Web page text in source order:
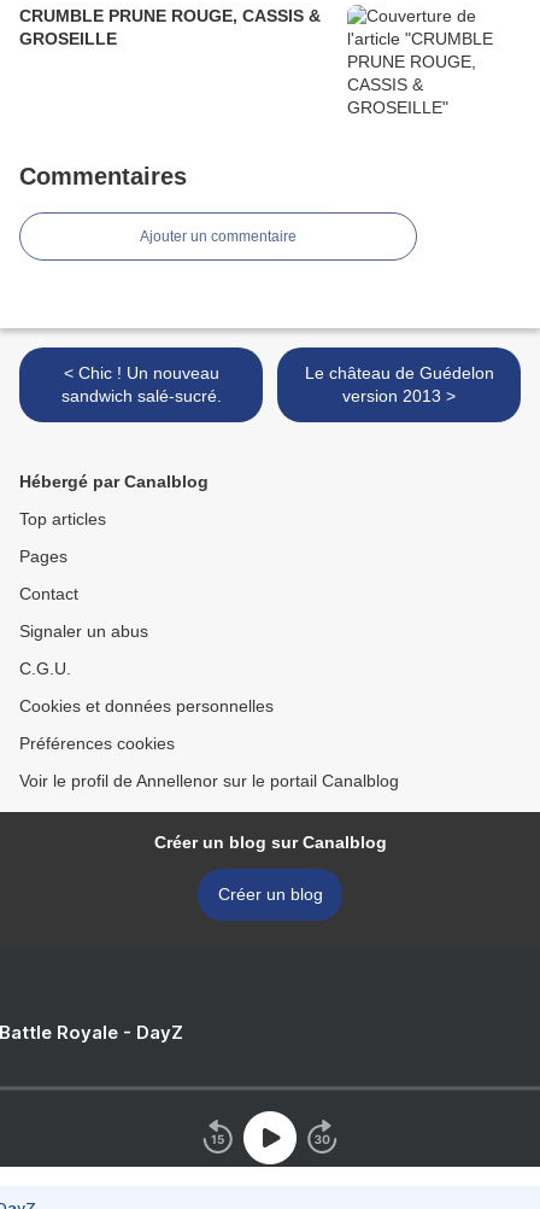
CRUMBLE PRUNE ROUGE, CASSIS &
GROSEILLE
Commentaires
Ajouter un commentaire
< Chic ! Un nouveau
sandwich salé-sucré.
Le château de Guédelon
version 2013 >
Hébergé par Canalblog
Top articles
Pages
Contact
Signaler un abus
C.G.U.
Cookies et données personnelles
Préférences cookies
Voir le profil de Annellenor sur le portail Canalblog
Créer un blog sur Canalblog
Créer un blog
Royale - DayZ